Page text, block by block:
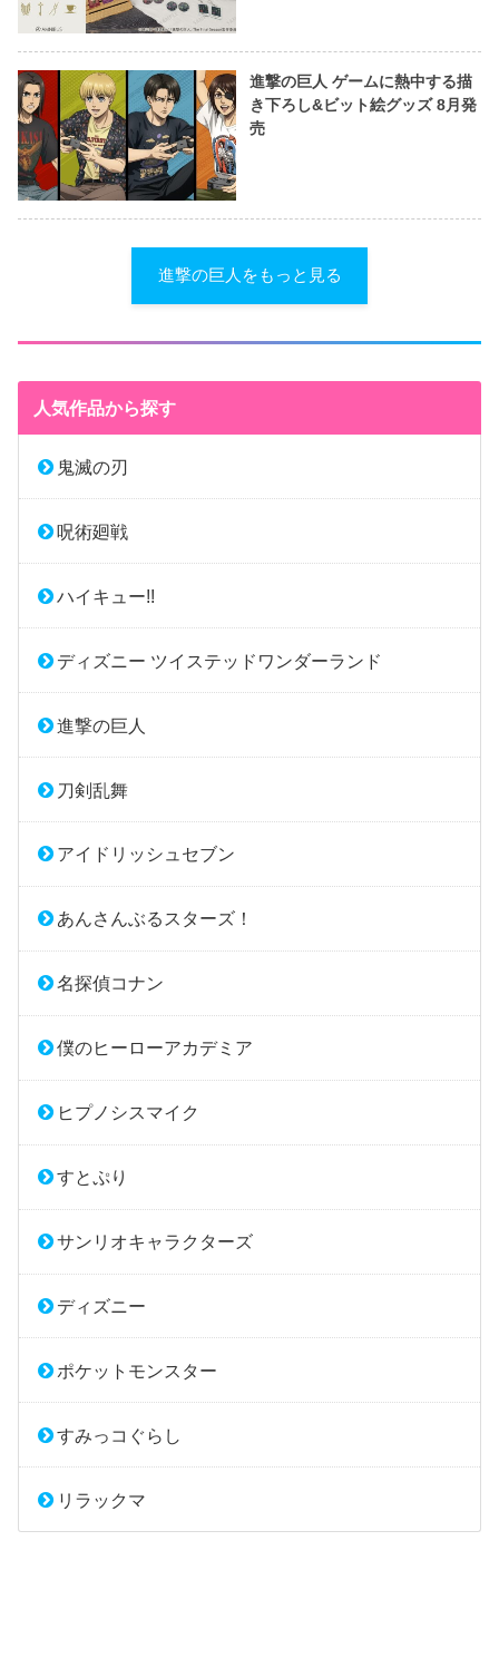
進撃の巨人 ゲームに熱中する描
き下ろし&ビット絵グッズ 8月発
売
進撃の巨人をもっと見る
人気作品から探す
鬼滅の刃
呪術廻戦
ハイキュー!!
ディズニー ツイステッドワンダーランド
進撃の巨人
刀剣乱舞
アイドリッシュセブン
あんさんぶるスターズ！
名探偵コナン
僕のヒーローアカデミア
ヒプノシスマイク
すとぷり
サンリオキャラクターズ
ディズニー
ポケットモンスター
すみっコぐらし
リラックマ